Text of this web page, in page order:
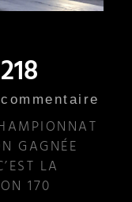
GAGNÉE
LA
170